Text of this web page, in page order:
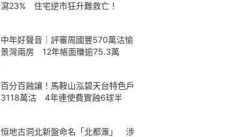
瀉23% 住宅逆市狂升難救亡！
中年好聲音｜評審周國豐570萬沽愉
景灣兩房 12年帳面賺逾75.3萬
百分百蝕讓！馬鞍山泓碧天台特色戶
3118萬沽 4年連使費實蝕6球半
恒地古洞北新盤命名「北都滙」 涉